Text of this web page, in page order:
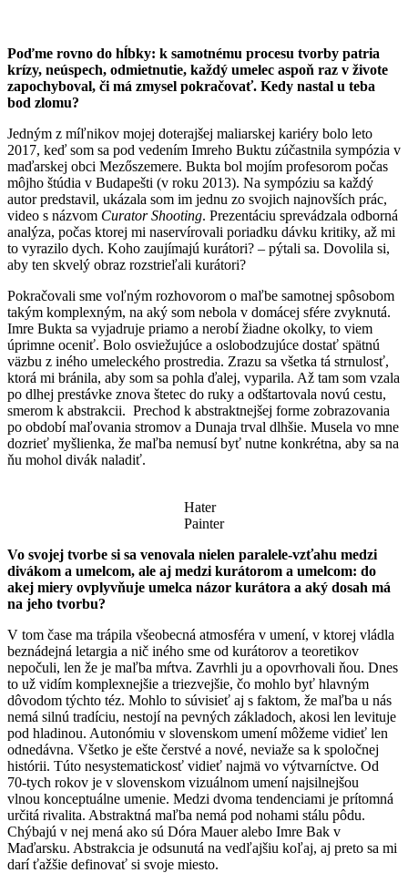
Poďme rovno do hĺbky: k samotnému procesu tvorby patria
krízy, neúspech, odmietnutie, každý umelec aspoň raz v živote
zapochyboval, či má zmysel pokračovať. Kedy nastal u teba
bod zlomu?
Jedným z míľnikov mojej doterajšej maliarskej kariéry bolo leto
2017, keď som sa pod vedením Imreho Buktu zúčastnila sympózia v
maďarskej obci Mezőszemere. Bukta bol mojím profesorom počas
môjho štúdia v Budapešti (v roku 2013). Na sympóziu sa každý
autor predstavil, ukázala som im jednu zo svojich najnovších prác,
video s názvom Curator Shooting. Prezentáciu sprevádzala odborná
analýza, počas ktorej mi naservírovali poriadku dávku kritiky, až mi
to vyrazilo dych. Koho zaujímajú kurátori? – pýtali sa. Dovolila si,
aby ten skvelý obraz rozstrieľali kurátori?
Pokračovali sme voľným rozhovorom o maľbe samotnej spôsobom
takým komplexným, na aký som nebola v domácej sfére zvyknutá.
Imre Bukta sa vyjadruje priamo a nerobí žiadne okolky, to viem
úprimne oceniť. Bolo osviežujúce a oslobodzujúce dostať spätnú
väzbu z iného umeleckého prostredia. Zrazu sa všetka tá strnulosť,
ktorá mi bránila, aby som sa pohla ďalej, vyparila. Až tam som vzala
po dlhej prestávke znova štetec do ruky a odštartovala novú cestu,
smerom k abstrakcii. Prechod k abstraktnejšej forme zobrazovania
po období maľovania stromov a Dunaja trval dlhšie. Musela vo mne
dozrieť myšlienka, že maľba nemusí byť nutne konkrétna, aby sa na
ňu mohol divák naladiť.
Hater
Painter
Vo svojej tvorbe si sa venovala nielen paralele-vzťahu medzi
divákom a umelcom, ale aj medzi kurátorom a umelcom: do
akej miery ovplyvňuje umelca názor kurátora a aký dosah má
na jeho tvorbu?
V tom čase ma trápila všeobecná atmosféra v umení, v ktorej vládla
beznádejná letargia a nič iného sme od kurátorov a teoretikov
nepočuli, len že je maľba mŕtva. Zavrhli ju a opovrhovali ňou. Dnes
to už vidím komplexnejšie a triezvejšie, čo mohlo byť hlavným
dôvodom týchto téz. Mohlo to súvisieť aj s faktom, že maľba u nás
nemá silnú tradíciu, nestojí na pevných základoch, akosi len levituje
pod hladinou. Autonómiu v slovenskom umení môžeme vidieť len
odnedávna. Všetko je ešte čerstvé a nové, neviaže sa k spoločnej
histórii. Túto nesystematickosť vidieť najmä vo výtvarníctve. Od
70-tych rokov je v slovenskom vizuálnom umení najsilnejšou
vlnou konceptuálne umenie. Medzi dvoma tendenciami je prítomná
určitá rivalita. Abstraktná maľba nemá pod nohami stálu pôdu.
Chýbajú v nej mená ako sú Dóra Mauer alebo Imre Bak v
Maďarsku. Abstrakcia je odsunutá na vedľajšiu koľaj, aj preto sa mi
darí ťažšie definovať si svoje miesto.